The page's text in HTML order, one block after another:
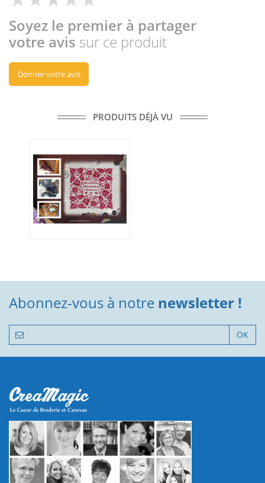
Soyez le premier à partager
votre avis sur ce produit
Donner votre avis
PRODUITS DÉJÀ VU
Abonnez-vous à notre newsletter !
OK